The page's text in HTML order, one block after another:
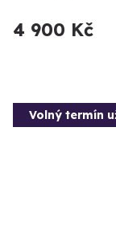
4 900 Kč
Volný termín